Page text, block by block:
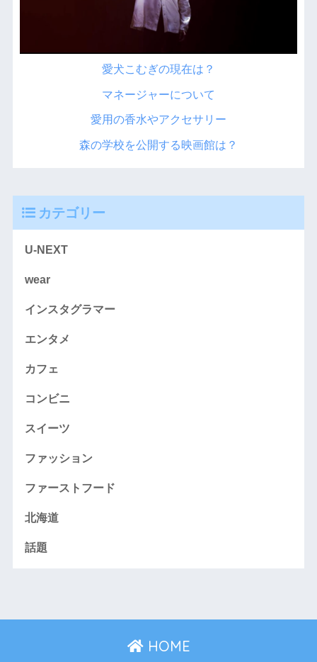
愛犬こむぎの現在は？
マネージャーについて
愛用の香水やアクセサリー
森の学校を公開する映画館は？
カテゴリー
U-NEXT
wear
インスタグラマー
エンタメ
カフェ
コンビニ
スイーツ
ファッション
ファーストフード
北海道
話題
HOME